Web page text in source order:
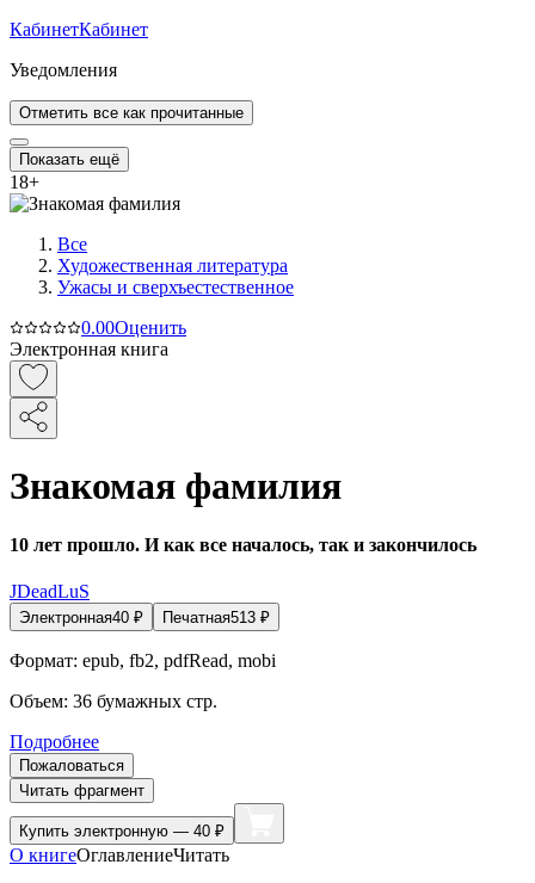
КабинетКабинет
Уведомления
Отметить все как прочитанные
Показать ещё
18+
Все
Художественная литература
Ужасы и сверхъестественное
0.00Оценить
Электронная книга
Знакомая фамилия
10 лет прошло. И как все началось, так и закончилось
JDeadLuS
Электронная40 ₽ Печатная513 ₽
Формат: epub, fb2, pdfRead, mobi
Объем: 36 бумажных стр.
Подробнее
Пожаловаться
Читать фрагмент
Купить электронную — 40 ₽
О книгеОглавлениеЧитать